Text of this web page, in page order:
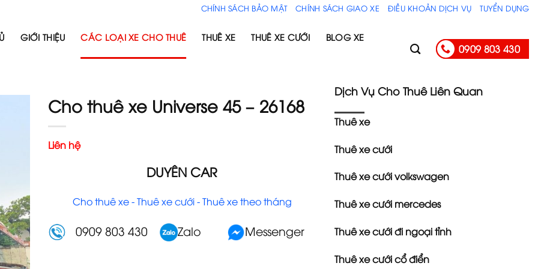
CHÍNH SÁCH BẢO MẬT CHÍNH SÁCH GIAO XE ĐIỀU KHOẢN DỊCH VỤ TUYỂN DỤNG
GIỚI THIỆU CÁC LOẠI XE CHO THUÊ THUÊ XE THUÊ XE CƯỚI BLOG XE
0909 803 430
Cho thuê xe Universe 45 – 26168
Liên hệ
DUYÊN CAR
Cho thuê xe - Thuê xe cưới - Thuê xe theo tháng
0909 803 430 Zalo Messenger
Dịch Vụ Cho Thuê Liên Quan
Thuê xe
Thuê xe cưới
Thuê xe cưới volkswagen
Thuê xe cưới mercedes
Thuê xe cưới đi ngoại tỉnh
Thuê xe cưới cổ điển